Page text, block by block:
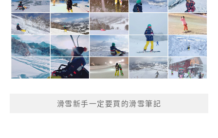
滑雪新手一定要買的滑雪筆記